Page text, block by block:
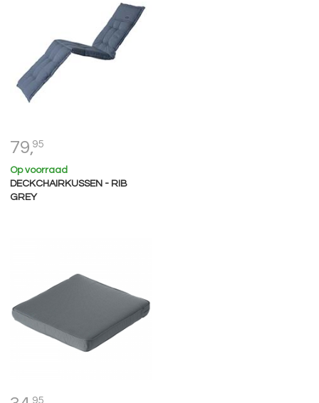
79,95
Op voorraad
DECKCHAIRKUSSEN - RIB
GREY
95